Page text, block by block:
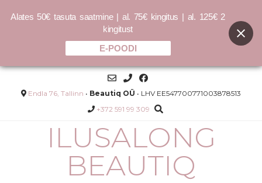
Skip
contentEndla 76, Tallinn • Beautiq OÜ • LHV EE547700771003878513
+372 591 99 309
ILUSALONG
BEAUTIQ
Alates 50€ tasuta saatmine | al. 75€ kingitus | al. 125€ 2
kingitust
E-POODI